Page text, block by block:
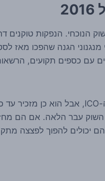
מנגנוני הגנה שהפכו מאז
עם כספים תקועים,
עבר הלאה. אם הם
יכולים להפוך לפצצה